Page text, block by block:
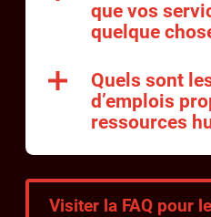
que vos
quelque
Quels sont
d’emplois
ressources
Visiter la FAQ pour